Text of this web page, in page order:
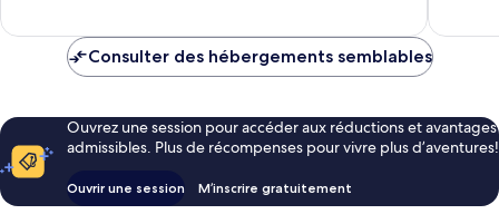
Consulter des hébergements semblables
Ouvrez une session pour accéder aux réductions et avantages
admissibles. Plus de récompenses pour vivre plus d’aventures!
Ouvrir une session M’inscrire gratuitement